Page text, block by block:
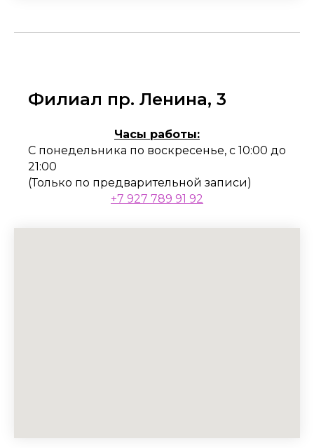
Филиал пр. Ленина, 3
Часы работы:
С понедельника по воскресенье, с 10:00 до
21:00
(Только по предварительной записи)
+7 927 789 91 92